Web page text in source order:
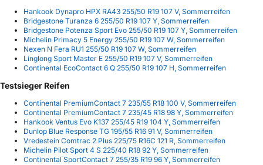
Hankook Dynapro HPX RA43 255/50 R19 107 V, Sommerreifen
Bridgestone Turanza 6 255/50 R19 107 Y, Sommerreifen
Bridgestone Potenza Sport Evo 255/50 R19 107 Y, Sommerreifen
Michelin Primacy 5 Energy 255/50 R19 107 W, Sommerreifen
Nexen N Fera RU1 255/50 R19 107 W, Sommerreifen
Linglong Sport Master E 255/50 R19 107 V, Sommerreifen
Continental EcoContact 6 Q 255/50 R19 107 H, Sommerreifen
Testsieger Reifen
Continental PremiumContact 7 235/55 R18 100 V, Sommerreifen
Continental PremiumContact 7 235/45 R18 98 Y, Sommerreifen
Hankook Ventus Evo K137 255/45 R19 104 Y, Sommerreifen
Dunlop Blue Response TG 195/55 R16 91 V, Sommerreifen
Vredestein Comtrac 2 Plus 225/75 R16C 121 R, Sommerreifen
Michelin Pilot Sport 4 S 225/40 R18 92 Y, Sommerreifen
Continental SportContact 7 255/35 R19 96 Y, Sommerreifen